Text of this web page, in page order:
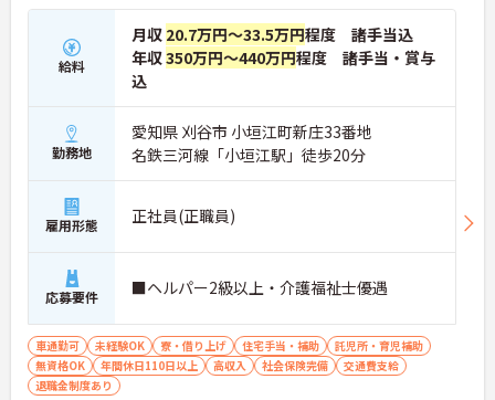
給料
月収 20.7万円～33.5万円程度 諸手当込
年収350万円～440万円程度 諸手当・賞与
込
勤務地
愛知県 刈谷市 小垣江町新庄33番地
名鉄三河線「小垣江駅」徒歩20分
雇用形態 正社員(正職員)
応募要件 ■ヘルパー2級以上・介護福祉士優遇
車通勤可 未経験OK 寮・借り上げ 住宅手当・補助
託児所・育児補助
無資格OK
年間休日110日以上 高収入 社会保険完備
交通費支給
退職金制度あり